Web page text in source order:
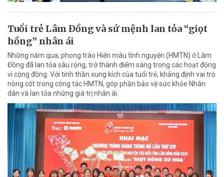
Tuổi trẻ Lâm Đồng và sứ mệnh lan tỏa “giọt
hồng” nhân ái
Những năm qua, phong trào Hiến máu tình nguyện (HMTN) ở Lâm
Đồng đã lan tỏa sâu rộng, trở thành điểm sáng trong các hoạt động
vì cộng đồng. Với tinh thần xung kích của tuổi trẻ, khẳng định vai trò
nòng cốt trong công tác HMTN, góp phần bảo vệ sức khỏe Nhân
dân và lan tỏa những giá trị nhân ái.